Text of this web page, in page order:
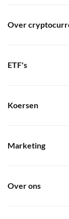
Over
ETF's
Koersen
Marketing
Over ons